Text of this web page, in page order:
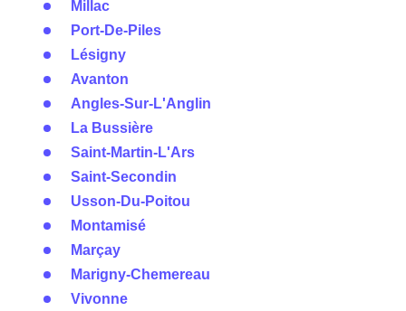
Millac
Port-De-Piles
Lésigny
Avanton
Angles-Sur-L'Anglin
La Bussière
Saint-Martin-L'Ars
Saint-Secondin
Usson-Du-Poitou
Montamisé
Marçay
Marigny-Chemereau
Vivonne